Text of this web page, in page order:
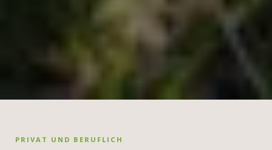
PRIVAT UND BERUFLICH